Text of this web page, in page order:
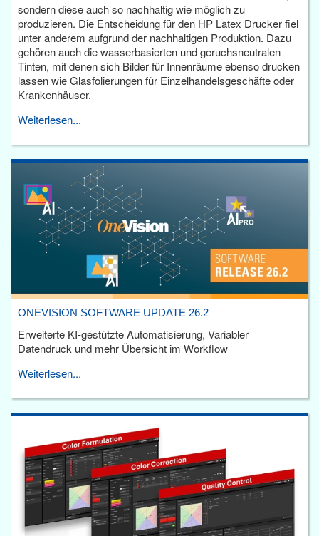
sondern diese auch so nachhaltig wie möglich zu
produzieren. Die Entscheidung für den HP Latex Drucker fiel
unter anderem aufgrund der nachhaltigen Produktion. Dazu
gehören auch die wasserbasierten und geruchsneutralen
Tinten, mit denen sich Bilder für Innenräume ebenso drucken
lassen wie Glasfolierungen für Einzelhandelsgeschäfte oder
Krankenhäuser.
Weiterlesen...
ONEVISION SOFTWARE UPDATE 26.2
Erweiterte KI-gestützte Automatisierung, Variabler
Datendruck und mehr Übersicht im Workflow
Weiterlesen...